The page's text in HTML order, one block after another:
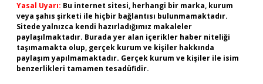
Yasal Uyarı: Bu internet sitesi, herhangi bir marka, kurum
veya şahıs şirketi ile hiçbir bağlantısı bulunmamaktadır.
Sitede yalnızca kendi hazırladığımız makaleler
paylaşılmaktadır. Burada yer alan içerikler haber niteliği
taşımamakta olup, gerçek kurum ve kişiler hakkında
paylaşım yapılmamaktadır. Gerçek kurum ve kişiler ile isim
benzerlikleri tamamen tesadüfidir.